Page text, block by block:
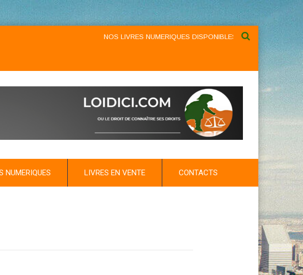
NOS LIVRES NUMERIQUES DISPONIBLES AU NIVEAU DU MENU
NUMERIQUES LIVRES EN VENTE CONTACTS